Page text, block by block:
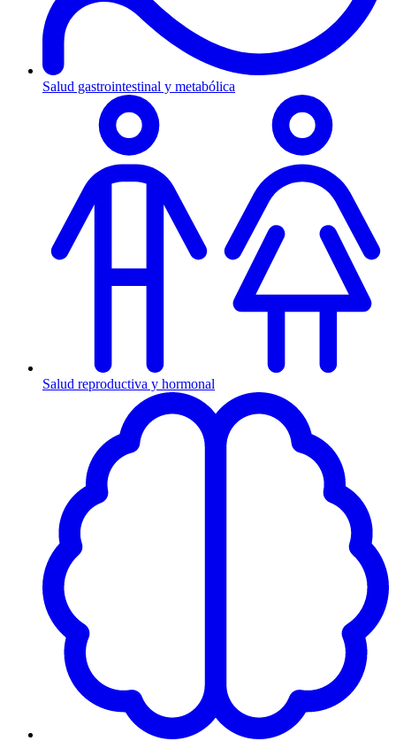
Salud gastrointestinal y metabólica
Salud reproductiva y hormonal